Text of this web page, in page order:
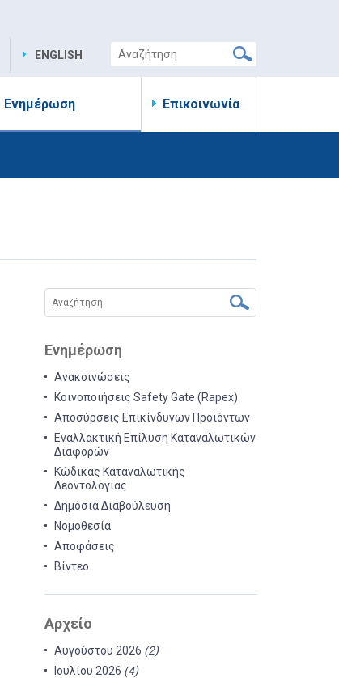
ENGLISH
Ενημέρωση Επικοινωνία
Ενημέρωση
Ανακοινώσεις
Κοινοποιήσεις Safety Gate (Rapex)
Αποσύρσεις Επικίνδυνων Προϊόντων
Εναλλακτική Επίλυση Καταναλωτικών
Διαφορών
Κώδικας Καταναλωτικής
Δεοντολογίας
Δημόσια Διαβούλευση
Νομοθεσία
Αποφάσεις
Βίντεο
Αρχείο
Αυγούστου 2026 (2)
Ιουλίου 2026 (4)